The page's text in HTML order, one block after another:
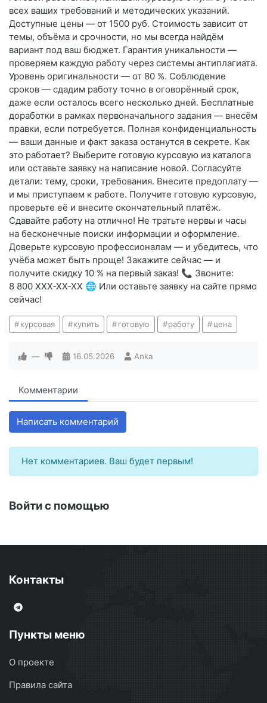
всех ваших требований и методических указаний.
Доступные цены — от 1500 руб. Стоимость зависит от
темы, объёма и срочности, но мы всегда найдём
вариант под ваш бюджет. Гарантия уникальности —
проверяем каждую работу через системы антиплагиата.
Уровень оригинальности — от 80 %. Соблюдение
сроков — сдадим работу точно в оговорённый срок,
даже если осталось всего несколько дней. Бесплатные
доработки в рамках первоначального задания — внесём
правки, если потребуется. Полная конфиденциальность
— ваши данные и факт заказа останутся в секрете. Как
это работает? Выберите готовую курсовую из каталога
или оставьте заявку на написание новой. Согласуйте
детали: тему, сроки, требования. Внесите предоплату —
и мы приступаем к работе. Получите готовую курсовую,
проверьте её и внесите окончательный платёж.
Сдавайте работу на отлично! Не тратьте нервы и часы
на бесконечные поиски информации и оформление.
Доверьте курсовую профессионалам — и убедитесь, что
учёба может быть проще! Закажите сейчас — и
получите скидку 10 % на первый заказ! 📞 Звоните:
8 800 XXX‑XX‑XX 🌐 Или оставьте заявку на сайте прямо
сейчас!
курсовая купить готовую работу цена
— 16.05.2026 Anka
Комментарии
Написать комментарий
Нет комментариев. Ваш будет первым!
Войти с помощью
Контакты
Пункты меню
О проекте
Правила сайта